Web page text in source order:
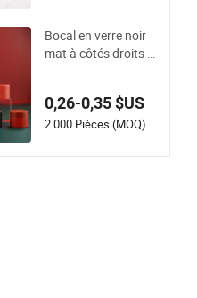
e à ouvrir 202dia
Bocal en verre noir
mat à côtés droits a
enfants et hermétiq
ue, protection UV, co
e pour l&#39;emball
0,26-0,35 $US
2 000 Pièces (MOQ)